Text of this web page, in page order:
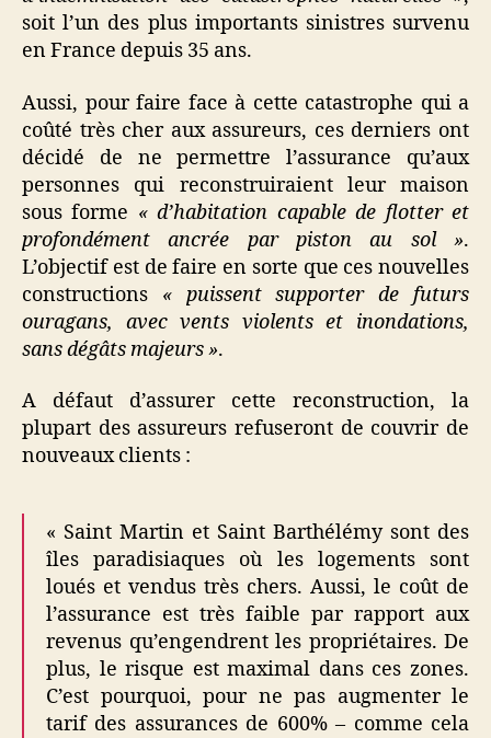
soit l’un des plus importants sinistres survenu
en France depuis 35 ans.
Aussi, pour faire face à cette catastrophe qui a
coûté très cher aux assureurs, ces derniers ont
décidé de ne permettre l’assurance qu’aux
personnes qui reconstruiraient leur maison
sous forme « d’habitation capable de flotter et
profondément ancrée par piston au sol ».
L’objectif est de faire en sorte que ces nouvelles
constructions « puissent supporter de futurs
ouragans, avec vents violents et inondations,
sans dégâts majeurs ».
A défaut d’assurer cette reconstruction, la
plupart des assureurs refuseront de couvrir de
nouveaux clients :
« Saint Martin et Saint Barthélémy sont des
îles paradisiaques où les logements sont
loués et vendus très chers. Aussi, le coût de
l’assurance est très faible par rapport aux
revenus qu’engendrent les propriétaires. De
plus, le risque est maximal dans ces zones.
C’est pourquoi, pour ne pas augmenter le
tarif des assurances de 600% – comme cela